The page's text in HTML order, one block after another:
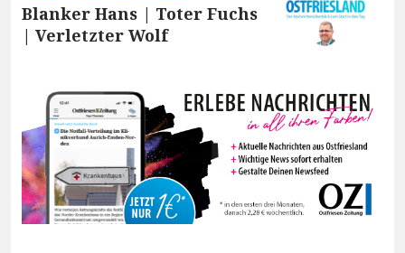
Blanker Hans | Toter Fuchs
| Verletzter Wolf